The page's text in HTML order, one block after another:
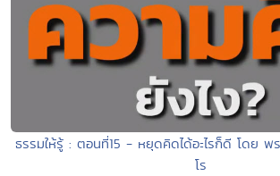
ธรรมให้รู้ : ตอนที่15 - หยุดคิดได้อะไรก็ดี โดย
โร